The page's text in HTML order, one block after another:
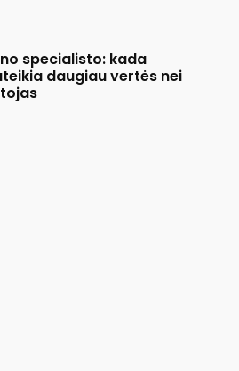
specialisto: kada
daugiau vertės nei